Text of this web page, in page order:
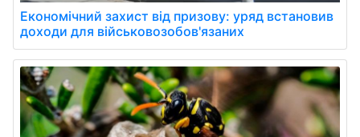
Економічний захист від призову: уряд встановив
доходи для військовозобов'язаних